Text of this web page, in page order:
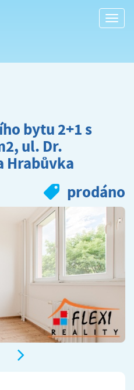
bytu 2+1 s
ul. Dr.
Hrabůvka
prodáno